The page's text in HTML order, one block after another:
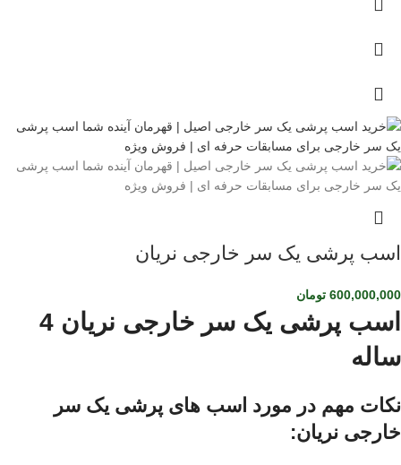
اسب پرشی یک سر خارجی نریان
600,000,000 تومان
اسب پرشی یک سر خارجی نریان 4
ساله
نکات مهم در مورد اسب های پرشی یک سر
خارجی نریان: